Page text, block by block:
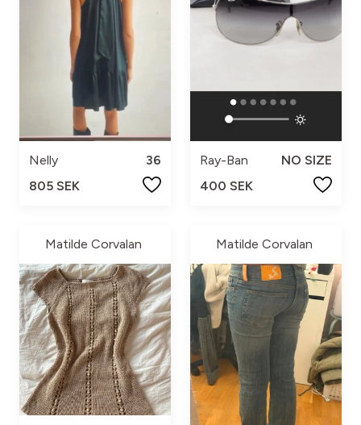
Nelly
36
805 SEK
Ray-Ban
NO SIZE
400 SEK
Matilde Corvalan Matilde Corvalan